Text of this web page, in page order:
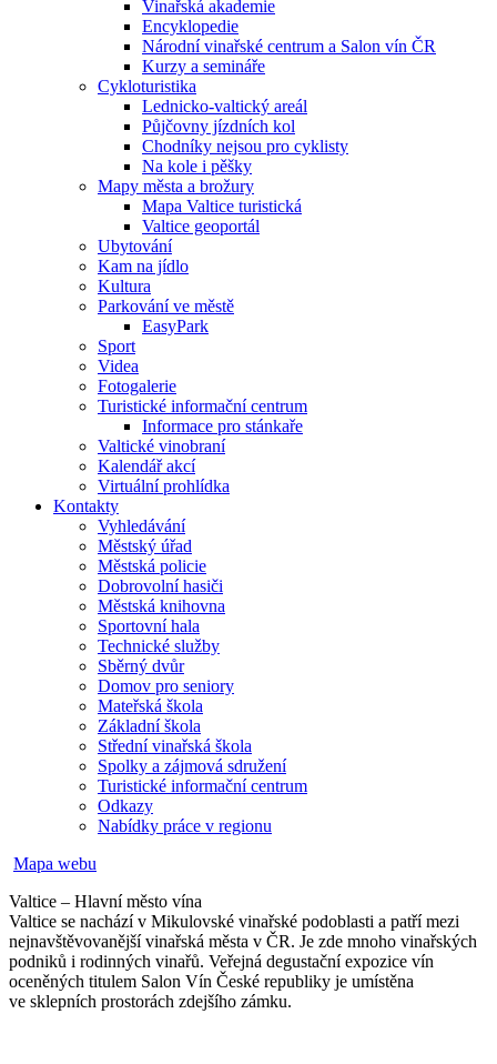
Vinařská akademie
Encyklopedie
Národní vinařské centrum a Salon vín ČR
Kurzy a semináře
Cykloturistika
Lednicko-valtický areál
Půjčovny jízdních kol
Chodníky nejsou pro cyklisty
Na kole i pěšky
Mapy města a brožury
Mapa Valtice turistická
Valtice geoportál
Ubytování
Kam na jídlo
Kultura
Parkování ve městě
EasyPark
Sport
Videa
Fotogalerie
Turistické informační centrum
Informace pro stánkaře
Valtické vinobraní
Kalendář akcí
Virtuální prohlídka
Kontakty
Vyhledávání
Městský úřad
Městská policie
Dobrovolní hasiči
Městská knihovna
Sportovní hala
Technické služby
Sběrný dvůr
Domov pro seniory
Mateřská škola
Základní škola
Střední vinařská škola
Spolky a zájmová sdružení
Turistické informační centrum
Odkazy
Nabídky práce v regionu
Mapa webu
Valtice – Hlavní město vína
Valtice se nachází v Mikulovské vinařské podoblasti a patří mezi
nejnavštěvovanější vinařská města v ČR. Je zde mnoho vinařských
podniků i rodinných vinařů. Veřejná degustační expozice vín
oceněných titulem Salon Vín České republiky je umístěna
ve sklepních prostorách zdejšího zámku.